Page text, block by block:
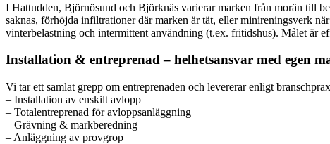
I Hattudden, Björnösund och Björknäs varierar marken från morän till
saknas, förhöjda infiltrationer där marken är tät, eller minireningsverk
vinterbelastning och intermittent användning (t.ex. fritidshus). Målet är
Installation & entreprenad – helhetsansvar med egen
Vi tar ett samlat grepp om entreprenaden och levererar enligt
– Installation av enskilt avlopp
– Totalentreprenad för avloppsanläggning
– Grävning & markberedning
– Anläggning av provgrop